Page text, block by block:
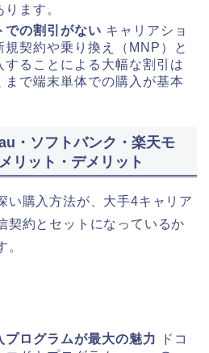
ます。
での割引がない キャリアショ
規契約や乗り換え（MNP）と
することによる大幅な割引は
まで端末単体での購入が基本
・ソフトバンク・楽天モ
リット・デメリット
い購入方法が、大手4キャリア
契約とセットになっているか
。
プログラムが最大の魅力
ドコ